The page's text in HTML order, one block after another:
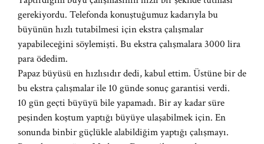
gerekiyordu. Telefonda konuştuğumuz kadarıyla bu
büyünün hızlı tutabilmesi için ekstra çalışmalar
yapabileceğini söylemişti. Bu ekstra çalışmalara 3000 lira
para ödedim.
Papaz büyüsü en hızlısıdır dedi, kabul ettim. Üstüne bir de
bu ekstra çalışmalar ile 10 günde sonuç garantisi verdi.
10 gün geçti büyüyü bile yapamadı. Bir ay kadar süre
peşinden koştum yaptığı büyüye ulaşabilmek için. En
sonunda binbir güçlükle alabildiğim yaptığı çalışmayı.